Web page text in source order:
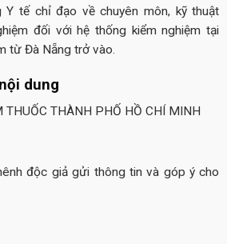
tế chỉ đạo về chuyên môn, kỹ thuật
đối với hệ thống kiểm nghiệm tại
từ Đà Nẵng trở vào.
dung
THUỐC THÀNH PHỐ HỒ CHÍ MINH
độc giả gửi thông tin và góp ý cho